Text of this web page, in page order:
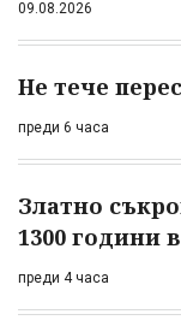
09.08.2026
Не тече
преди 6 часа
Златно
1300 години
преди 4 часа